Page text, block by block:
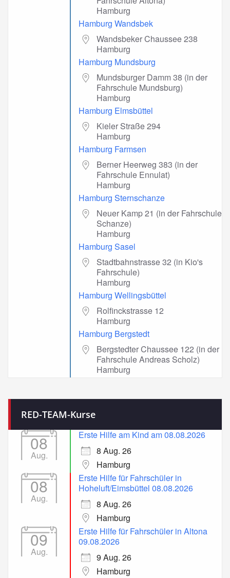
Hamburg
Hamburg Wandsbek
Wandsbeker Chaussee 238
Hamburg
Hamburg Mundsburg
Mundsburger Damm 38 (in der
Fahrschule Mundsburg)
Hamburg
Hamburg Elmsbüttel
Kieler Straße 294
Hamburg
Hamburg Farmsen
Berner Heerweg 383 (in der
Fahrschule Ennulat)
Hamburg
Hamburg Sternschanze
Neuer Kamp 21 (in der Fahrschule
Schanze)
Hamburg
Hamburg Sasel
Stadtbahnstrasse 32 (in Kio's
Fahrschule)
Hamburg
Hamburg Wellingsbüttel
Rolfinckstrasse 12
Hamburg
Hamburg Bergstedt
Bergstedter Chaussee 122 (in der
Fahrschule Andreas Scholz)
Hamburg
RED-TEAM-Kurse
08
Aug.
Erste Hilfe am Kind am 08.08.2026
8 Aug. 26
Hamburg
08
Aug.
Erste Hilfe für Fahrschüler in
Hoheluft/Eimsbüttel 08.08.2026
8 Aug. 26
Hamburg
09
Aug.
Erste Hilfe für Fahrschüler in Altona
09.08.2026
9 Aug. 26
Hamburg